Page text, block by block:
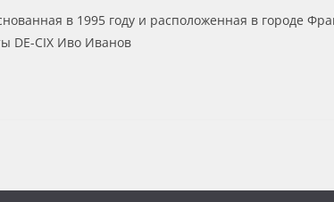
в 1995 году и расположенная в городе
DE-CIX Иво Иванов